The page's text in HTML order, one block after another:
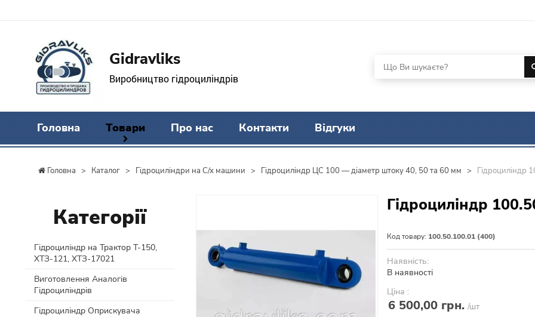
Gidravliks
Виробництво гідроциліндрів
Головна Товари Про нас Контакти Відгуки
Головна > Каталог > Гідроциліндри на С/х машини > Гідроциліндр ЦС 100 — діаметр штоку 40, 50 та 60 мм > Гідроциліндр
Гідроциліндр
Код товару: 100.50.100.01 (400)
Наявність:
В наявності
Ціна :
6 500,00 грн. /шт
Категорії
Гідроциліндр на Трактор Т-150,
ХТЗ-121, ХТЗ-17021
Виготовлення Аналогів
Гідроциліндрів
Гідроциліндр Оприскувача